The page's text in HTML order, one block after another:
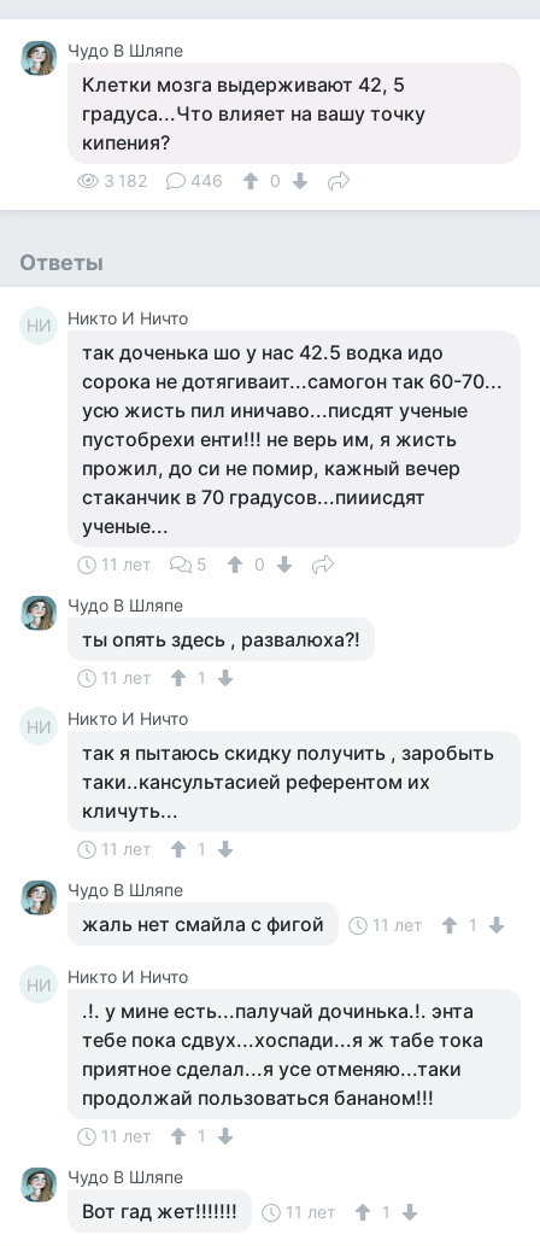
Чудо В Шляпе
Клетки мозга выдерживают 42, 5
градуса...Что влияет на вашу точку
кипения?
3 182 446 0
Ответы
НИ Никто И Ничто
так доченька шо у нас 42.5 водка идо
сорока не дотягиваит...самогон так 60-70...
усю жисть пил иничаво...писдят ученые
пустобрехи енти!!! не верь им, я жисть
прожил, до си не помир, кажный вечер
стаканчик в 70 градусов...пииисдят
ученые...
11 лет 5
0
Чудо В Шляпе
ты опять здесь , развалюха?!
11 лет 1
НИ Никто И Ничто
так я пытаюсь скидку получить , заробыть
таки..кансультасией референтом их
кличуть...
11 лет
1
Чудо В Шляпе
жаль нет смайла с фигой 11 лет 1
НИ Никто И Ничто
.!. у мине есть...палучай дочинька.!. энта
тебе пока сдвух...хоспади...я ж табе тока
приятное сделал...я усе отменяю...таки
продолжай пользоваться бананом!!!
11 лет
1
Чудо В Шляпе
Вот гад жет!!!!!!! 11 лет 1